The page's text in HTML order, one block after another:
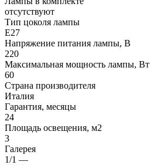
отсутствуют
Тип цоколя лампы
E27
Напряжение питания лампы, В
220
Максимальная мощность лампы, Вт
60
Страна производителя
Италия
Гарантия, месяцы
24
Площадь освещения, м2
3
Галерея
1/1 —